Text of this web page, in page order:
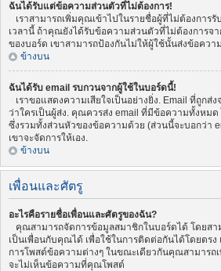
ฉันได้รับแต่ข้อความส่วนตัวที่ไม่ต้องการ!
เราสามารถเพิ่มคุณเข้าไปในรายชื่อผู้ที่ไม่ต้องการ
เวลานี้ ถ้าคุณยังได้รับข้อความส่วนตัวที่ไม่ต้องการจ
ของบอร์ด เขาสามารถป้องกันไม่ให้ผู้ใช้นั้นส่งข้อควา
ข้างบน
ฉันได้รับ email รบกวนจากผู้ใช้ในบอร์ดนี้!
เราขอแสดงความเสียใจเป็นอย่างยิ่ง. Email ที่ถูก
ว่าใครเป็นผู้ส่ง. คุณควรส่ง email ที่มีข้อความทั้งหมด
ซึ่งรวมทั้งส่วนหัวของข้อความด้วย (ส่วนนี้จะบอกว่า
เขาจะจัดการให้เอง.
ข้างบน
เพื่อนและศัตรู
อะไรคือรายชื่อเพื่อนและศัตรูของฉัน?
คุณสามารถจัดการข้อมูลสมาชิกในบอร์ดได้ โดยสา
เป็นเพื่อนกับคุณได้ เพื่อใช้ในการติดต่อกันได้โดยตรง
การโพสต์ข้อความต่างๆ ในขณะเดียวกันคุณสามารถ
จะไม่เห็นข้อความที่คุณโพสต์